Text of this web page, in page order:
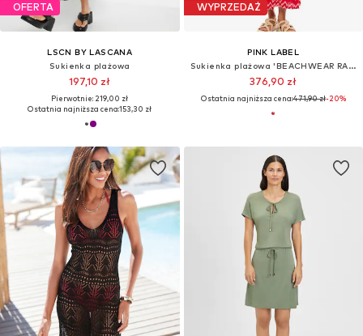
OFERTA
LSCN BY LASCANA
Sukienka plażowa
197,10 zł
Pierwotnie: 219,00 zł
Ostatnia najniższa cena:153,30 zł
WYPRZEDAŻ
PINK LABEL
Sukienka plażowa 'BEACHWEAR RASBERRY RAINBOW'
376,90 zł
Ostatnia najniższa cena:471,90 zł-20%